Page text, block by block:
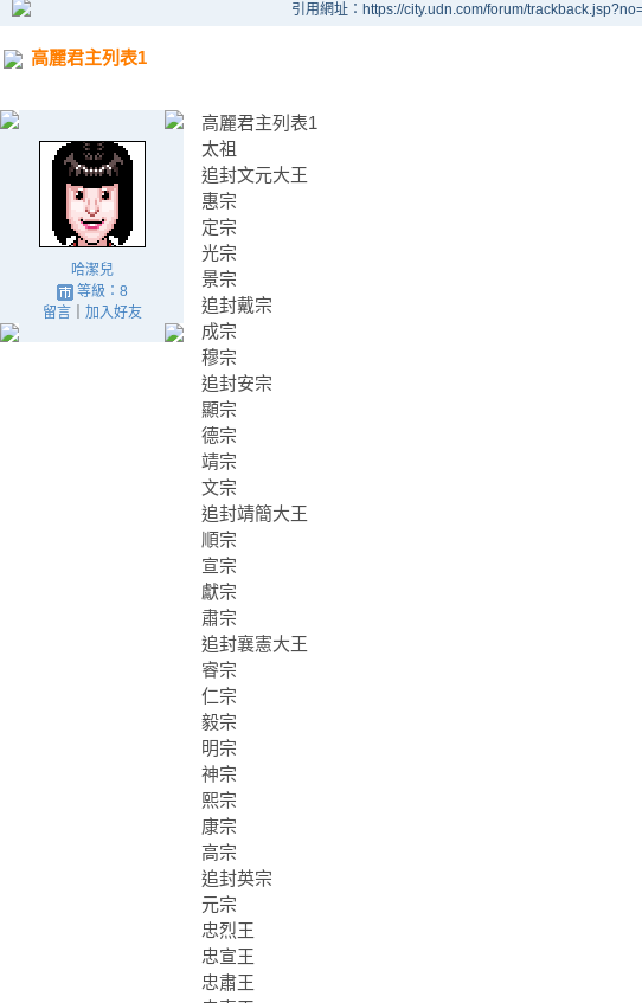
引用網址：https://city.udn.com/forum/
高麗君主列表1
哈潔兒
等級：8
留言｜ 加入好友
高麗君主列表1
太祖
追封文元大王
惠宗
定宗
光宗
景宗
追封戴宗
成宗
穆宗
追封安宗
顯宗
德宗
靖宗
文宗
追封靖簡大王
順宗
宣宗
獻宗
肅宗
追封襄憲大王
睿宗
仁宗
毅宗
明宗
神宗
熙宗
康宗
高宗
追封英宗
元宗
忠烈王
忠宣王
忠肅王